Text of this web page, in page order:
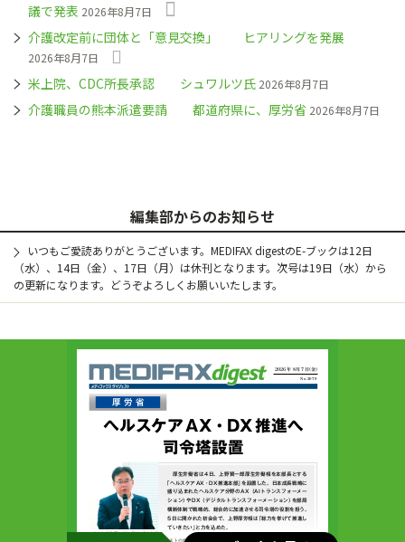
議で発表 2026年8月7日
介護改定前に団体と「意見交換」 ヒアリングを発展
2026年8月7日
米上院、CDC所長承認 シュワルツ氏 2026年8月7日
介護職員の熊本派遣要請 都道府県に、厚労省 2026年8月7日
編集部からのお知らせ
いつもご愛読ありがとうございます。MEDIFAX digestのE-ブックは12日
（水）、14日（金）、17日（月）は休刊となります。次号は19日（水）から
の更新になります。どうぞよろしくお願いいたします。